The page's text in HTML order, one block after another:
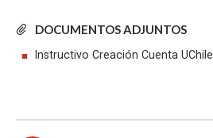
DOCUMENTOS ADJUNTOS
Instructivo Creación Cuenta UChile